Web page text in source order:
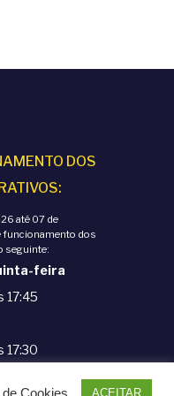
DOS
até 07 de
funcionamento dos
seguinte:
feira
17:45
17:30
Cookies ACEITAR